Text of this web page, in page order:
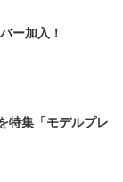
ー加入！
特集「モデルプレ